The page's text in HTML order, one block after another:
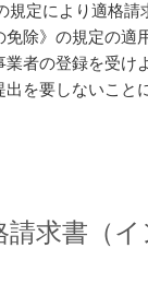
定により適格
除》の規定の
者の登録を受
を要しないこと
求書（